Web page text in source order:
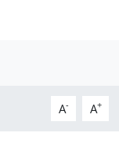
A- A+